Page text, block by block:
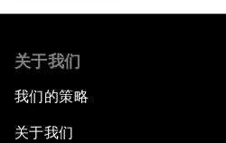
关于我们
我们的策略
关于我们